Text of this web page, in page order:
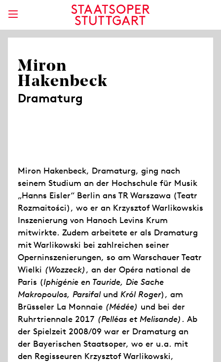
Miron
Hakenbeck
Dramaturg
Miron Hakenbeck, Dramaturg, ging nach
seinem Studium an der Hochschule für Musik
„Hanns Eisler“ Berlin ans TR Warszawa (Teatr
Rozmaitości), wo er an Krzysztof Warlikowskis
Inszenierung von Hanoch Levins Krum
mitwirkte. Zudem arbeitete er als Dramaturg
mit Warlikowski bei zahlreichen seiner
Operninszenierungen, so am Warschauer Teatr
Wielki (Wozzeck), an der Opéra national de
Paris (Iphigénie en Tauride, Die Sache
Makropoulos, Parsifalund Król Roger), am
Brüsseler La Monnaie (Médée) und bei der
Ruhrtriennale 2017 (Pelléas et Melisande) . Ab
der Spielzeit 2008/09 war er Dramaturg an
der Bayerischen Staatsoper, wo er u.a. mit
den Regisseuren Krzysztof Warlikowski,